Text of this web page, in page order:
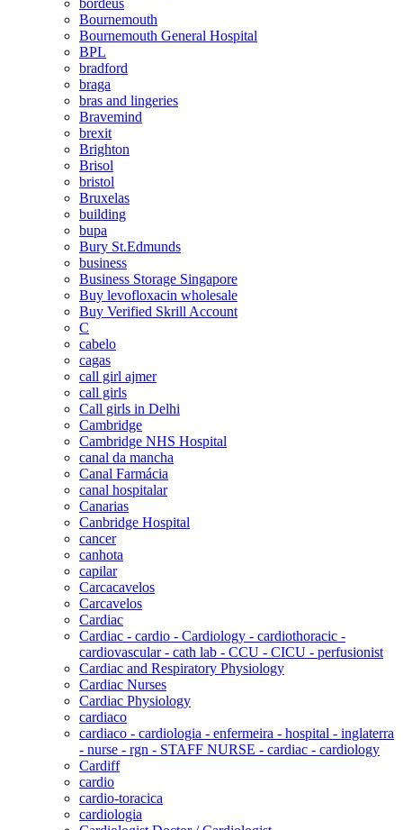
Bournemouth
Bournemouth General Hospital
BPL
bradford
braga
bras and lingeries
Bravemind
brexit
Brighton
Brisol
bristol
Bruxelas
building
bupa
Bury St.Edmunds
business
Business Storage Singapore
Buy levofloxacin wholesale
Buy Verified Skrill Account
C
cabelo
cagas
call girl ajmer
call girls
Call girls in Delhi
Cambridge
Cambridge NHS Hospital
canal da mancha
Canal Farmácia
canal hospitalar
Canarias
Canbridge Hospital
cancer
canhota
capilar
Carcacavelos
Carcavelos
Cardiac
Cardiac - cardio - Cardiology - cardiothoracic -
cardiovascular - cath lab - CCU - CICU - perfusionist
Cardiac and Respiratory Physiology
Cardiac Nurses
Cardiac Physiology
cardiaco
cardiaco - cardiologia - enfermeira - hospital - inglaterra
- nurse - rgn - STAFF NURSE - cardiac - cardiology
Cardiff
cardio
cardio-toracica
cardiologia